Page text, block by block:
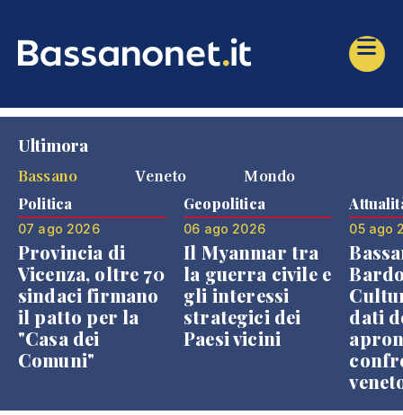
Ultimora
Bassano
Veneto Mondo
Politica
07 ago 2026
Provincia di
Vicenza, oltre 70
sindaci firmano
il patto per la
"Casa dei
Comuni"
Geopolitica
06 ago 2026
Il Myanmar tra
la guerra civile e
gli interessi
strategici dei
Paesi vicini
05 ago
dati